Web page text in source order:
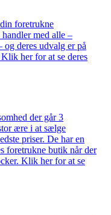
foretrukne
med alle –
deres udvalg er på
her for at se deres
der går 3
ære i at sælge
priser. De har en
foretrukne butik når der
Klik her for at se